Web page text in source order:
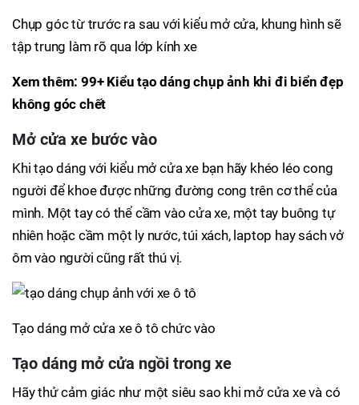
Chụp góc từ trước ra sau với kiểu mở cửa, khung hình sẽ
tập trung làm rõ qua lớp kính xe
Xem thêm: 99+ Kiểu tạo dáng chụp ảnh khi đi biển đẹp
không góc chết
Mở cửa xe bước vào
Khi tạo dáng với kiểu mở cửa xe bạn hãy khéo léo cong
người để khoe được những đường cong trên cơ thể của
mình. Một tay có thể cầm vào cửa xe, một tay buông tự
nhiên hoặc cầm một ly nước, túi xách, laptop hay sách vở
ôm vào người cũng rất thú vị.
Tạo dáng mở cửa xe ô tô chức vào
Tạo dáng mở cửa ngồi trong xe
Hãy thử cảm giác như một siêu sao khi mở cửa xe và có